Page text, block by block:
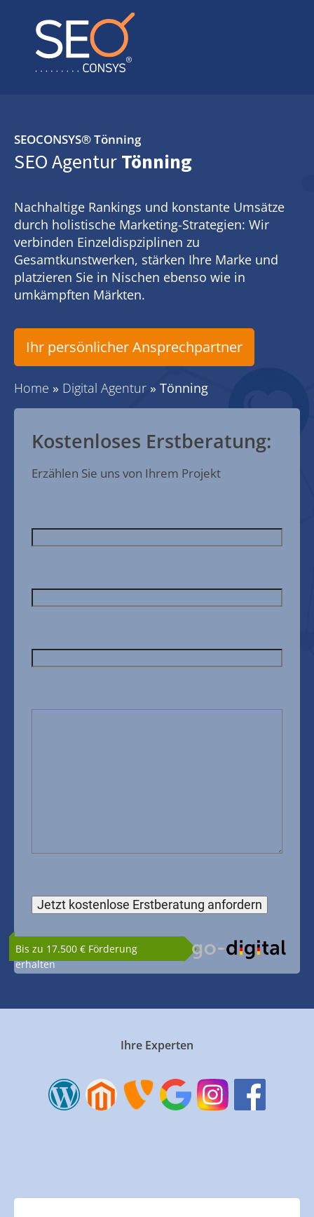
SEOCONSYS®Tönning
SEO AgenturTönning
Nachhaltige Rankings und konstante Umsätze
durch holistische Marketing-Strategien: Wir
verbinden Einzeldispziplinen zu
Gesamtkunstwerken, stärken Ihre Marke und
platzieren Sie in Nischen ebenso wie in
umkämpften Märkten.
Ihr persönlicher Ansprechpartner
Home » Digital Agentur » Tönning
Kostenloses Erstberatung:
Erzählen Sie uns von Ihrem Projekt
Bis zu 17.500 € Förderung
erhalten
Ihre Experten